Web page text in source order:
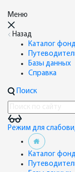
Меню
Назад
Каталог
Базы данных
Справка
Поиск
Режим для
Каталог